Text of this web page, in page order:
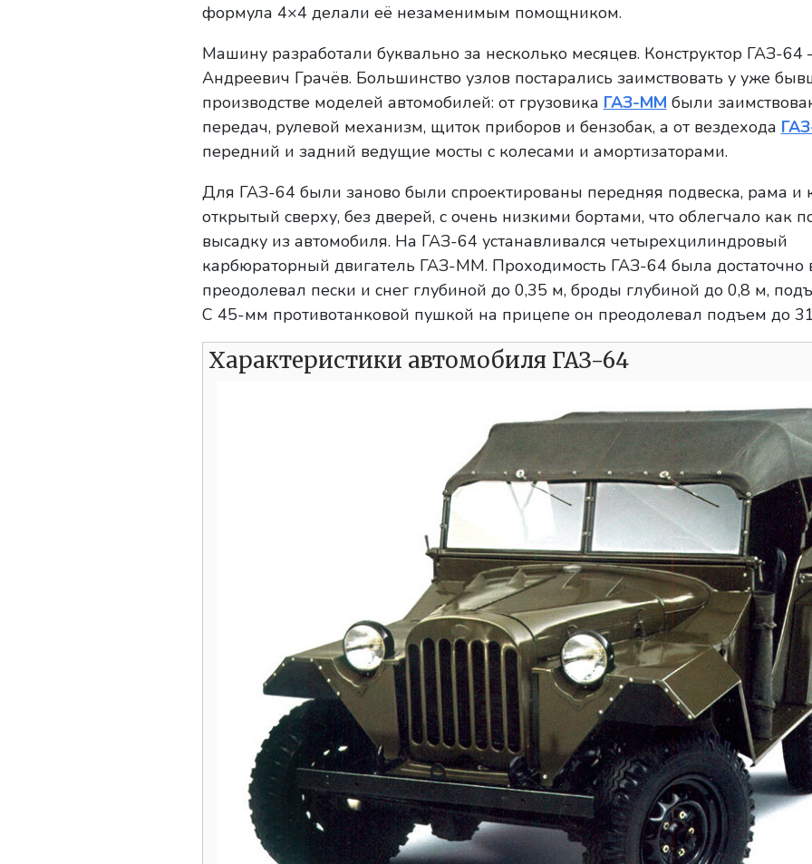
формула 4×4 делали её незаменимым помощником.
Машину разработали буквально за несколько месяцев. Конструктор ГАЗ-
Андреевич Грачёв. Большинство узлов постарались заимствовать у уже
производстве моделей автомобилей: от грузовика ГАЗ-ММ были
передач, рулевой механизм, щиток приборов и бензобак, а от вездехода
передний и задний ведущие мосты с колесами и амортизаторами.
Для ГАЗ-64 были заново были спроектированы передняя подвеска, рама и
открытый сверху, без дверей, с очень низкими бортами, что облегчало как
высадку из автомобиля. На ГАЗ-64 устанавливался четырехцилиндровый
карбюраторный двигатель ГАЗ-ММ. Проходимость ГАЗ-64 была достаточно
преодолевал пески и снег глубиной до 0,35 м, броды глубиной до 0,8 м,
С 45-мм противотанковой пушкой на прицепе он преодолевал подъем до
Характеристики автомобиля ГАЗ-64